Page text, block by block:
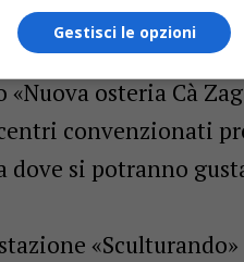
Cellio – Breia.
a seguire
osteria Cà
convenzionati
dove si potranno
Gestisci le opzioni